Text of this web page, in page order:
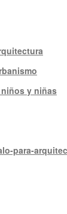
y niñas
para-